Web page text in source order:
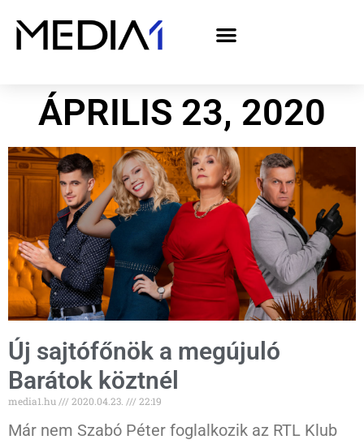
ÁPRILIS 23, 2020
Új sajtófőnök a megújuló
Barátok köztnél
media1.hu 2020.04.23. 22:19
Már nem Szabó Péter foglalkozik az RTL Klub